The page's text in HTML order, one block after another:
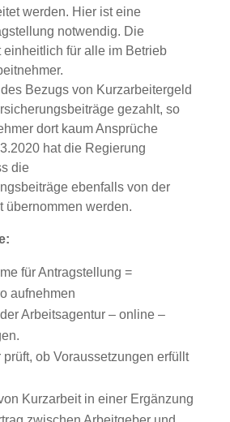
werden. Hier ist eine
notwendig. Die
einheitlich für alle im Betrieb
Bezugs von Kurzarbeitergeld
gezahlt, so
dort kaum Ansprüche
hat die Regierung
die
ebenfalls von der
übernommen werden.
für Antragstellung =
aufnehmen
Arbeitsagentur – online –
ob Voraussetzungen erfüllt
Kurzarbeit in einer Ergänzung